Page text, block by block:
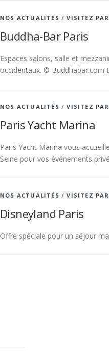
NOS ACTUALITÉS /VISITEZ
Buddha-Bar Paris
Espaces salons, salle et
occidentaux. © Buddhabar.com
NOS ACTUALITÉS /VISITEZ
Paris Yacht Marina
Paris Yacht Marina vous
Seine pour vos événements
NOS ACTUALITÉS /VISITEZ
Disneyland Paris
Offre spéciale pour un séjour